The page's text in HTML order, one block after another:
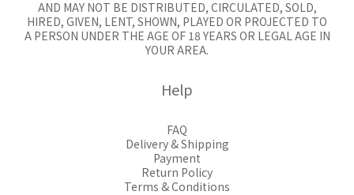
AND MAY NOT BE DISTRIBUTED, CIRCULATED, SOLD,
HIRED, GIVEN, LENT, SHOWN, PLAYED OR PROJECTED TO
A PERSON UNDER THE AGE OF 18 YEARS OR LEGAL AGE IN
YOUR AREA.
Help
FAQ
Delivery & Shipping
Payment
Return Policy
Terms & Conditions